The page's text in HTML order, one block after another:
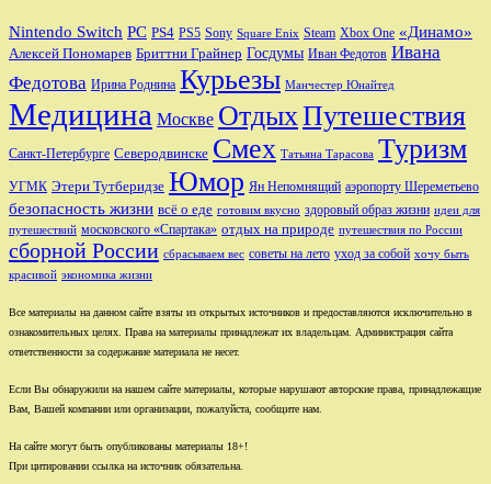
Nintendo Switch PC PS4 PS5 Sony Square Enix Steam Xbox One «Динамо»
Алексей Пономарев Бриттни Грайнер Госдумы Иван Федотов Ивана
Федотова Ирина Роднина Курьезы Манчестер Юнайтед
Медицина Москве ОтдыхПутешествия
Санкт-Петербурге Северодвинске Смех Татьяна Тарасова Туризм
УГМК Этери Тутберидзе Юмор Ян Непомнящий аэропорту Шереметьево
безопасность жизни всё о еде готовим вкусно здоровый образ жизни идеи для
путешествий московского «Спартака» отдых на природе путешествия по России
сборной России сбрасываем вес советы на лето уход за собой хочу быть
красивой экономика жизни
Все материалы на данном сайте взяты из открытых источников и предоставляются исключительно в
ознакомительных целях. Права на материалы принадлежат их владельцам. Администрация сайта
ответственности за содержание материала не несет.
Если Вы обнаружили на нашем сайте материалы, которые нарушают авторские права, принадлежащие
Вам, Вашей компании или организации, пожалуйста, сообщите нам.
На сайте могут быть опубликованы материалы 18+!
При цитировании ссылка на источник обязательна.